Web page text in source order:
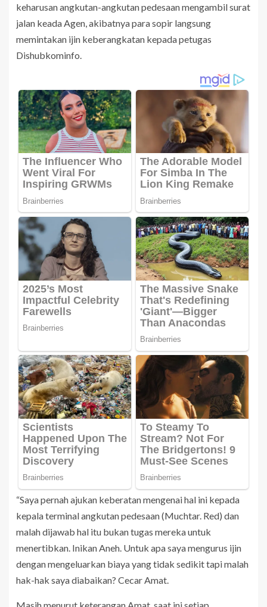
keharusan angkutan-angkutan pedesaan mengambil surat
jalan keada Agen, akibatnya para sopir langsung
memintakan ijin keberangkatan kepada petugas
Dishubkominfo.
“Saya pernah ajukan keberatan mengenai hal ini kepada
kepala terminal angkutan pedesaan (Muchtar. Red) dan
malah dijawab hal itu bukan tugas mereka untuk
menertibkan. Inikan Aneh. Untuk apa saya mengurus ijin
dengan mengeluarkan biaya yang tidak sedikit tapi malah
hak-hak saya diabaikan? Cecar Amat.